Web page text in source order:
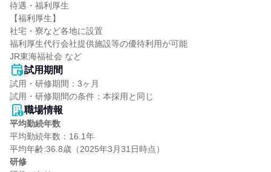
待遇・福利厚生
【福利厚生】
社宅・寮など各地に設置
福利厚生代行会社提供施設等の優待利用が可能
JR東海福祉会 など
試用期間
試用・研修期間：3ヶ月
職場情報
平均勤続年数
平均勤続年数：16.1年
研修